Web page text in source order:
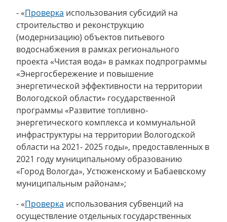
- «Проверка использования субсидий на
строительство и реконструкцию
(модернизацию) объектов питьевого
водоснабжения в рамках регионального
проекта «Чистая вода» в рамках подпрограммы
«Энергосбережение и повышение
энергетической эффективности на территории
Вологодской области» государственной
программы «Развитие топливно-
энергетического комплекса и коммунальной
инфраструктуры на территории Вологодской
области на 2021- 2025 годы», предоставленных в
2021 году муниципальному образованию
«Город Вологда», Устюженскому и Бабаевскому
муниципальным районам»;
- «Проверка использования субвенций на
осуществление отдельных государственных